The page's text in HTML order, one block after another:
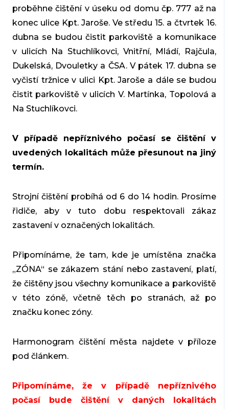
proběhne čištění v úseku od domu čp. 777 až na
konec ulice Kpt. Jaroše. Ve středu 15. a čtvrtek 16.
dubna se budou čistit parkoviště a komunikace
v ulicích Na Stuchlíkovci, Vnitřní, Mládí, Rajčula,
Dukelská, Dvouletky a ČSA. V pátek 17. dubna se
vyčistí tržnice v ulici Kpt. Jaroše a dále se budou
čistit parkoviště v ulicích V. Martínka, Topolová a
Na Stuchlíkovci.
V případě nepříznivého počasí se čištění v
uvedených lokalitách může přesunout na jiný
termín.
Strojní čištění probíhá od 6 do 14 hodin. Prosíme
řidiče, aby v tuto dobu respektovali zákaz
zastavení v označených lokalitách.
Připomínáme, že tam, kde je umístěna značka
„ZÓNA“ se zákazem stání nebo zastavení, platí,
že čištěny jsou všechny komunikace a parkoviště
v této zóně, včetně těch po stranách, až po
značku konec zóny.
Harmonogram čištění města najdete v příloze
pod článkem.
Připomínáme, že v případě nepříznivého
počasí bude čištění v daných lokalitách